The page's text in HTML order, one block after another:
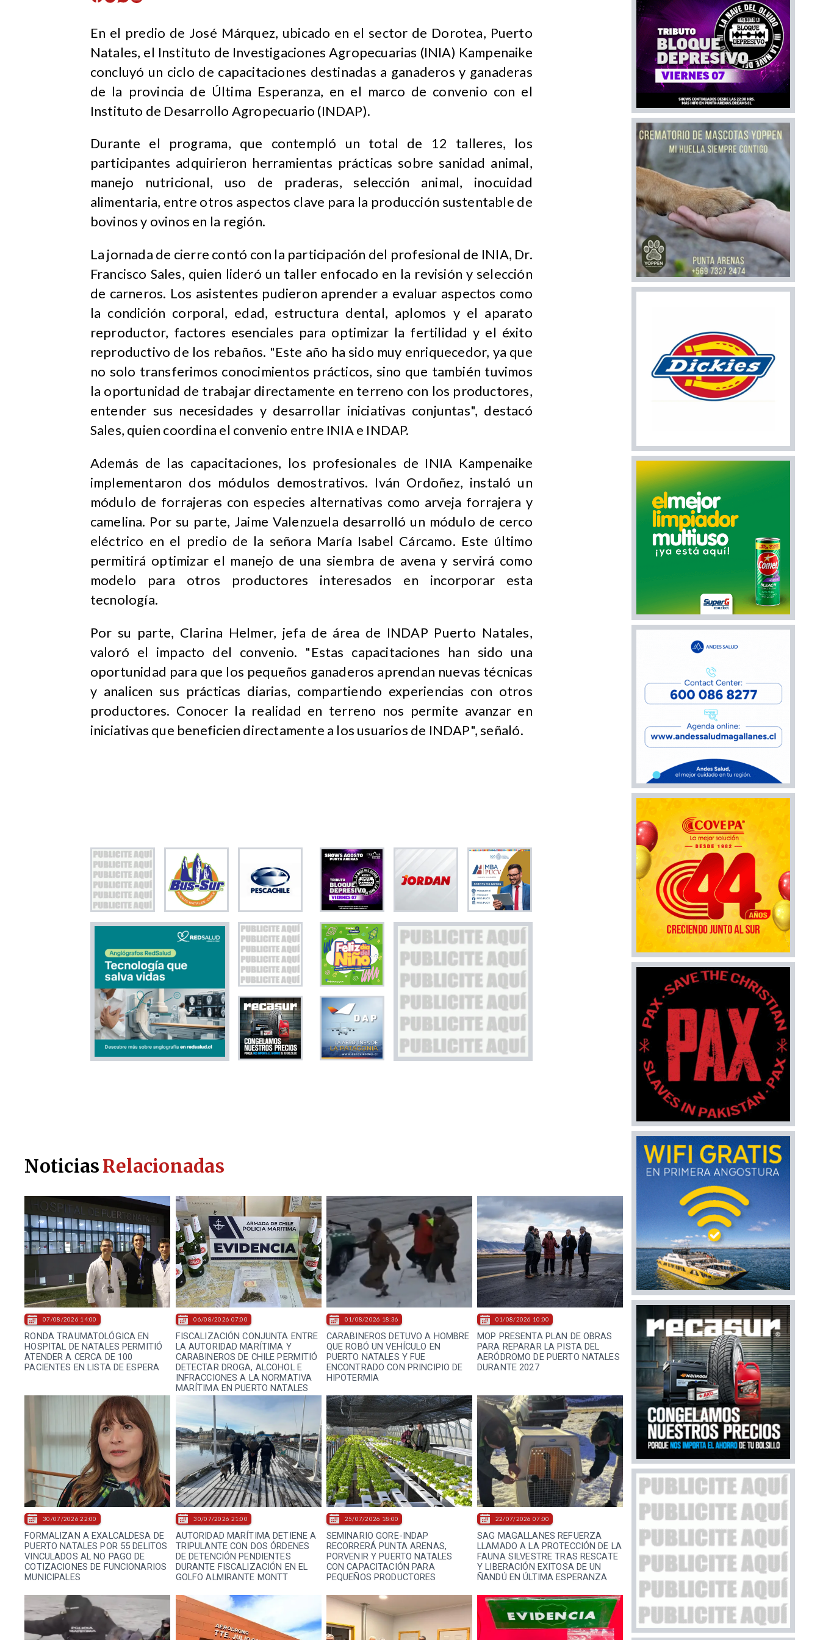
En el predio de José Márquez, ubicado en el sector de Dorotea, Puerto
Natales, el Instituto de Investigaciones Agropecuarias (INIA) Kampenaike
concluyó un ciclo de capacitaciones destinadas a ganaderos y ganaderas
de la provincia de Última Esperanza, en el marco de convenio con el
Instituto de Desarrollo Agropecuario (INDAP).
Durante el programa, que contempló un total de 12 talleres, los
participantes adquirieron herramientas prácticas sobre sanidad animal,
manejo nutricional, uso de praderas, selección animal, inocuidad
alimentaria, entre otros aspectos clave para la producción sustentable de
bovinos y ovinos en la región.
La jornada de cierre contó con la participación del profesional de INIA, Dr.
Francisco Sales, quien lideró un taller enfocado en la revisión y selección
de carneros. Los asistentes pudieron aprender a evaluar aspectos como
la condición corporal, edad, estructura dental, aplomos y el aparato
reproductor, factores esenciales para optimizar la fertilidad y el éxito
reproductivo de los rebaños. "Este año ha sido muy enriquecedor, ya que
no solo transferimos conocimientos prácticos, sino que también tuvimos
la oportunidad de trabajar directamente en terreno con los productores,
entender sus necesidades y desarrollar iniciativas conjuntas", destacó
Sales, quien coordina el convenio entre INIA e INDAP.
Además de las capacitaciones, los profesionales de INIA Kampenaike
implementaron dos módulos demostrativos. Iván Ordoñez, instaló un
módulo de forrajeras con especies alternativas como arveja forrajera y
camelina. Por su parte, Jaime Valenzuela desarrolló un módulo de cerco
eléctrico en el predio de la señora María Isabel Cárcamo. Este último
permitirá optimizar el manejo de una siembra de avena y servirá como
modelo para otros productores interesados en incorporar esta
tecnología.
Por su parte, Clarina Helmer, jefa de área de INDAP Puerto Natales,
valoró el impacto del convenio. "Estas capacitaciones han sido una
oportunidad para que los pequeños ganaderos aprendan nuevas técnicas
y analicen sus prácticas diarias, compartiendo experiencias con otros
productores. Conocer la realidad en terreno nos permite avanzar en
iniciativas que beneficien directamente a los usuarios de INDAP", señaló.
RONDA TRAUMATOLÓGICA EN
HOSPITAL DE NATALES PERMITIÓ
ATENDER A CERCA DE 100
PACIENTES EN LISTA DE ESPERA
07/08/2026 14:00
FISCALIZACIÓN CONJUNTA ENTRE
LA AUTORIDAD MARÍTIMA Y
CARABINEROS DE CHILE PERMITIÓ
DETECTAR DROGA, ALCOHOL E
INFRACCIONES A LA NORMATIVA
MARÍTIMA EN PUERTO NATALES
06/08/2026 07:00
CARABINEROS DETUVO A HOMBRE
QUE ROBÓ UN VEHÍCULO EN
PUERTO NATALES Y FUE
ENCONTRADO CON PRINCIPIO DE
HIPOTERMIA
01/08/2026 18:36
MOP PRESENTA PLAN DE OBRAS
PARA REPARAR LA PISTA DEL
AERÓDROMO DE PUERTO NATALES
DURANTE 2027
01/08/2026 10:00
FORMALIZAN A EXALCALDESA DE
PUERTO NATALES POR 55 DELITOS
VINCULADOS AL NO PAGO DE
COTIZACIONES DE FUNCIONARIOS
MUNICIPALES
30/07/2026 22:00
AUTORIDAD MARÍTIMA DETIENE A
TRIPULANTE CON DOS ÓRDENES
DE DETENCIÓN PENDIENTES
DURANTE FISCALIZACIÓN EN EL
GOLFO ALMIRANTE MONTT
30/07/2026 21:00
SEMINARIO GORE-INDAP
RECORRERÁ PUNTA ARENAS,
PORVENIR Y PUERTO NATALES
CON CAPACITACIÓN PARA
PEQUEÑOS PRODUCTORES
25/07/2026 18:00
SAG MAGALLANES REFUERZA
LLAMADO A LA PROTECCIÓN DE LA
FAUNA SILVESTRE TRAS RESCATE
Y LIBERACIÓN EXITOSA DE UN
ÑANDÚ EN ÚLTIMA ESPERANZA
22/07/2026 07:00
NoticiasRelacionadas